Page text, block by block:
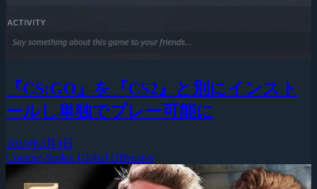
『CS:GO』を『CS2』と別にインスト
ールし単独でプレー可能に
2026年3月4日
Counter-Strike: Global Offensive